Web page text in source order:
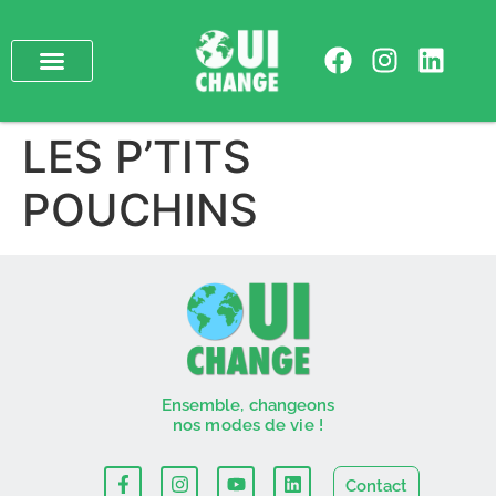
LES P’TITS
POUCHINS
Ensemble, changeons
nos modes de vie !
Contact